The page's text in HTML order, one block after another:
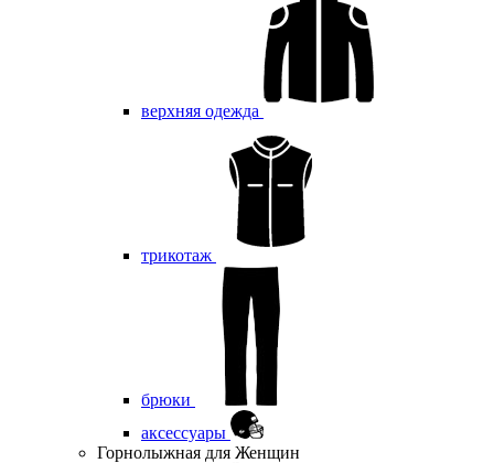
верхняя одежда
трикотаж
брюки
аксессуары
Горнолыжная для Женщин